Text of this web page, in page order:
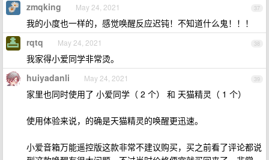
37
zmqking May 24, 2021
我的小度也一样的，感觉唤醒反应迟钝！不知道什么鬼！！！
38
rqtq May 24, 2021
我家得小爱同学非常烫。
39
huiyadanli May 24, 2021
家里也同时使用了 小爱同学（ 2 个） 和 天猫精灵（ 1 个）
使用体验来说，的确是天猫精灵的唤醒更迅速。
小爱音箱万能遥控版这款非常不建议购买，买之前看了评论都说